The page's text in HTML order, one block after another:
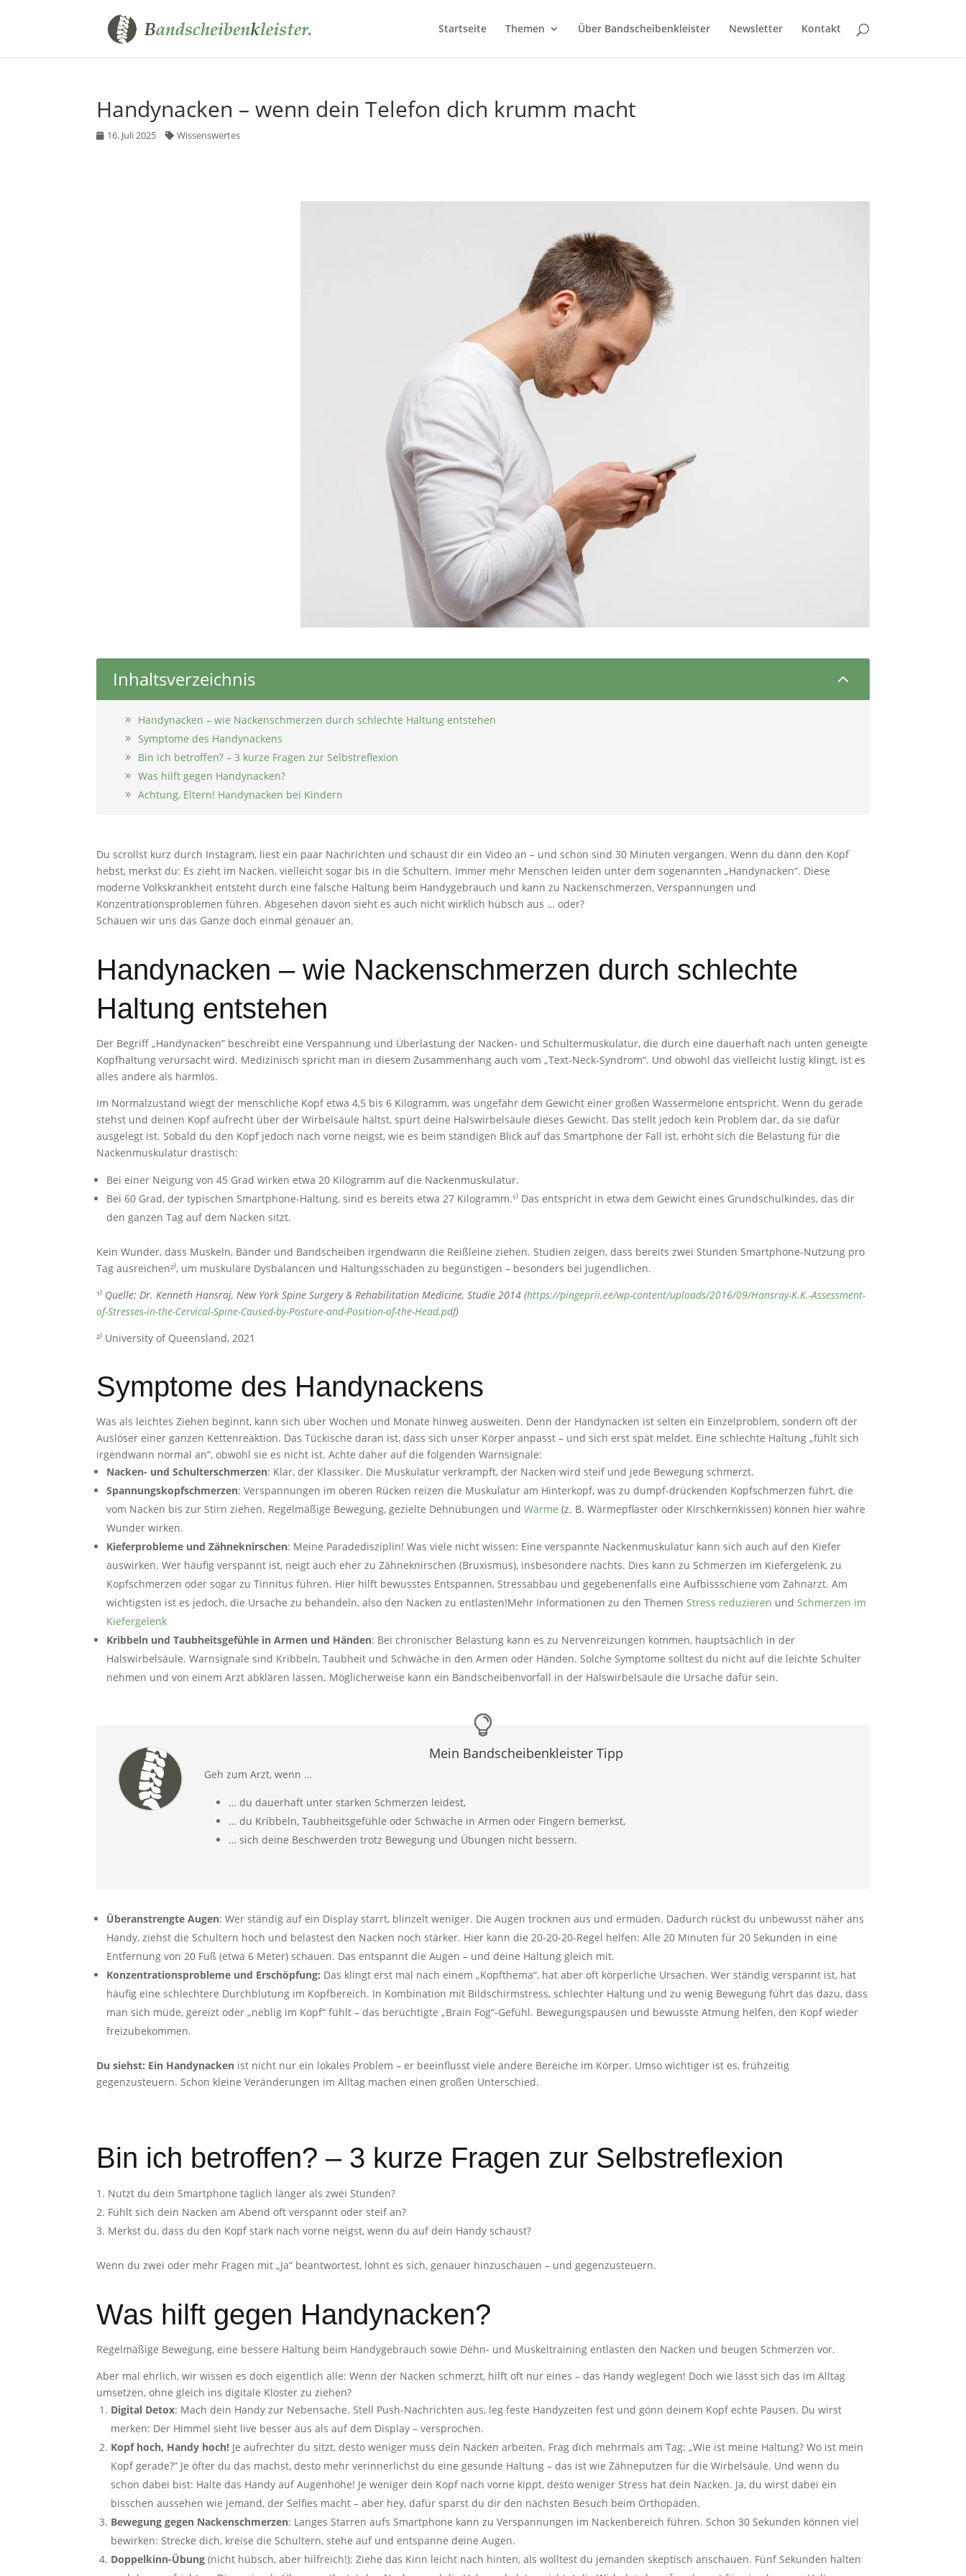
Startseite Themen Über Bandscheibenkleister Newsletter Kontakt
Handynacken – wenn dein Telefon dich krumm macht
16. Juli 2025 Wissenswertes
Inhaltsverzeichnis 2
Handynacken – wie Nackenschmerzen durch schlechte Haltung entstehen
Symptome des Handynackens
Bin ich betroffen? – 3 kurze Fragen zur Selbstreflexion
Was hilft gegen Handynacken?
Achtung, Eltern! Handynacken bei Kindern
Du scrollst kurz durch Instagram, liest ein paar Nachrichten und schaust dir ein Video an – und schon sind 30 Minuten vergangen. Wenn du dann den Kopf
hebst, merkst du: Es zieht im Nacken, vielleicht sogar bis in die Schultern. Immer mehr Menschen leiden unter dem sogenannten „Handynacken“. Diese
moderne Volkskrankheit entsteht durch eine falsche Haltung beim Handygebrauch und kann zu Nackenschmerzen, Verspannungen und
Konzentrationsproblemen führen. Abgesehen davon sieht es auch nicht wirklich hübsch aus … oder?
Schauen wir uns das Ganze doch einmal genauer an.
Handynacken – wie Nackenschmerzen durch schlechte
Haltung entstehen
Der Begriff „Handynacken” beschreibt eine Verspannung und Überlastung der Nacken- und Schultermuskulatur, die durch eine dauerhaft nach unten geneigte
Kopfhaltung verursacht wird. Medizinisch spricht man in diesem Zusammenhang auch vom „Text-Neck-Syndrom“. Und obwohl das vielleicht lustig klingt, ist es
alles andere als harmlos.
Im Normalzustand wiegt der menschliche Kopf etwa 4,5 bis 6 Kilogramm, was ungefähr dem Gewicht einer großen Wassermelone entspricht. Wenn du gerade
stehst und deinen Kopf aufrecht über der Wirbelsäule hältst, spürt deine Halswirbelsäule dieses Gewicht. Das stellt jedoch kein Problem dar, da sie dafür
ausgelegt ist. Sobald du den Kopf jedoch nach vorne neigst, wie es beim ständigen Blick auf das Smartphone der Fall ist, erhöht sich die Belastung für die
Nackenmuskulatur drastisch:
Bei einer Neigung von 45 Grad wirken etwa 20 Kilogramm auf die Nackenmuskulatur.
Bei 60 Grad, der typischen Smartphone-Haltung, sind es bereits etwa 27 Kilogramm.¹⁾ Das entspricht in etwa dem Gewicht eines Grundschulkindes, das dir
den ganzen Tag auf dem Nacken sitzt.
Kein Wunder, dass Muskeln, Bänder und Bandscheiben irgendwann die Reißleine ziehen. Studien zeigen, dass bereits zwei Stunden Smartphone-Nutzung pro
Tag ausreichen²⁾, um muskuläre Dysbalancen und Haltungsschäden zu begünstigen – besonders bei Jugendlichen.
¹⁾ Quelle: Dr. Kenneth Hansraj, New York Spine Surgery & Rehabilitation Medicine, Studie 2014 (https://pingeprii.ee/wp-content/uploads/2016/09/Hansray-K.K.-Assessment-
of-Stresses-in-the-Cervical-Spine-Caused-by-Posture-and-Position-of-the-Head.pdf)
²⁾ University of Queensland, 2021
Symptome des Handynackens
Was als leichtes Ziehen beginnt, kann sich über Wochen und Monate hinweg ausweiten. Denn der Handynacken ist selten ein Einzelproblem, sondern oft der
Auslöser einer ganzen Kettenreaktion. Das Tückische daran ist, dass sich unser Körper anpasst – und sich erst spät meldet. Eine schlechte Haltung „fühlt sich
irgendwann normal an“, obwohl sie es nicht ist. Achte daher auf die folgenden Warnsignale:
Nacken- und Schulterschmerzen: Klar, der Klassiker. Die Muskulatur verkrampft, der Nacken wird steif und jede Bewegung schmerzt.
Spannungskopfschmerzen: Verspannungen im oberen Rücken reizen die Muskulatur am Hinterkopf, was zu dumpf-drückenden Kopfschmerzen führt, die
vom Nacken bis zur Stirn ziehen. Regelmäßige Bewegung, gezielte Dehnübungen undWärme (z. B. Wärmepflaster oder Kirschkernkissen) können hier wahre
Wunder wirken.
Kieferprobleme und Zähneknirschen: Meine Paradedisziplin! Was viele nicht wissen: Eine verspannte Nackenmuskulatur kann sich auch auf den Kiefer
auswirken. Wer häufig verspannt ist, neigt auch eher zu Zähneknirschen (Bruxismus), insbesondere nachts. Dies kann zu Schmerzen im Kiefergelenk, zu
Kopfschmerzen oder sogar zu Tinnitus führen. Hier hilft bewusstes Entspannen, Stressabbau und gegebenenfalls eine Aufbissschiene vom Zahnarzt. Am
wichtigsten ist es jedoch, die Ursache zu behandeln, also den Nacken zu entlasten!Mehr Informationen zu den ThemenStress reduzieren undSchmerzen im
Kiefergelenk
Kribbeln und Taubheitsgefühle in Armen und Händen: Bei chronischer Belastung kann es zu Nervenreizungen kommen, hauptsächlich in der
Halswirbelsäule. Warnsignale sind Kribbeln, Taubheit und Schwäche in den Armen oder Händen. Solche Symptome solltest du nicht auf die leichte Schulter
nehmen und von einem Arzt abklären lassen. Möglicherweise kann ein Bandscheibenvorfall in der Halswirbelsäule die Ursache dafür sein.
Mein Bandscheibenkleister Tipp
Geh zum Arzt, wenn …
… du dauerhaft unter starken Schmerzen leidest,
… du Kribbeln, Taubheitsgefühle oder Schwäche in Armen oder Fingern bemerkst,
… sich deine Beschwerden trotz Bewegung und Übungen nicht bessern.
Überanstrengte Augen: Wer ständig auf ein Display starrt, blinzelt weniger. Die Augen trocknen aus und ermüden. Dadurch rückst du unbewusst näher ans
Handy, ziehst die Schultern hoch und belastest den Nacken noch stärker. Hier kann die 20-20-20-Regel helfen: Alle 20 Minuten für 20 Sekunden in eine
Entfernung von 20 Fuß (etwa 6 Meter) schauen. Das entspannt die Augen – und deine Haltung gleich mit.
Konzentrationsprobleme und Erschöpfung: Das klingt erst mal nach einem „Kopfthema“, hat aber oft körperliche Ursachen. Wer ständig verspannt ist, hat
häufig eine schlechtere Durchblutung im Kopfbereich. In Kombination mit Bildschirmstress, schlechter Haltung und zu wenig Bewegung führt das dazu, dass
man sich müde, gereizt oder „neblig im Kopf“ fühlt – das berüchtigte „Brain Fog“-Gefühl. Bewegungspausen und bewusste Atmung helfen, den Kopf wieder
freizubekommen.
Du siehst: Ein Handynacken ist nicht nur ein lokales Problem – er beeinflusst viele andere Bereiche im Körper. Umso wichtiger ist es, frühzeitig
gegenzusteuern. Schon kleine Veränderungen im Alltag machen einen großen Unterschied.
Bin ich betroffen? – 3 kurze Fragen zur Selbstreflexion
Nutzt du dein Smartphone täglich länger als zwei Stunden?
Fühlt sich dein Nacken am Abend oft verspannt oder steif an?
Merkst du, dass du den Kopf stark nach vorne neigst, wenn du auf dein Handy schaust?
Wenn du zwei oder mehr Fragen mit „Ja” beantwortest, lohnt es sich, genauer hinzuschauen – und gegenzusteuern.
Was hilft gegen Handynacken?
Regelmäßige Bewegung, eine bessere Haltung beim Handygebrauch sowie Dehn- und Muskeltraining entlasten den Nacken und beugen Schmerzen vor.
Aber mal ehrlich, wir wissen es doch eigentlich alle: Wenn der Nacken schmerzt, hilft oft nur eines – das Handy weglegen! Doch wie lässt sich das im Alltag
umsetzen, ohne gleich ins digitale Kloster zu ziehen?
Digital Detox: Mach dein Handy zur Nebensache. Stell Push-Nachrichten aus, leg feste Handyzeiten fest und gönn deinem Kopf echte Pausen. Du wirst
merken: Der Himmel sieht live besser aus als auf dem Display – versprochen.
Kopf hoch, Handy hoch! Je aufrechter du sitzt, desto weniger muss dein Nacken arbeiten. Frag dich mehrmals am Tag: „Wie ist meine Haltung? Wo ist mein
Kopf gerade?” Je öfter du das machst, desto mehr verinnerlichst du eine gesunde Haltung – das ist wie Zähneputzen für die Wirbelsäule. Und wenn du
schon dabei bist: Halte das Handy auf Augenhöhe! Je weniger dein Kopf nach vorne kippt, desto weniger Stress hat dein Nacken. Ja, du wirst dabei ein
bisschen aussehen wie jemand, der Selfies macht – aber hey, dafür sparst du dir den nächsten Besuch beim Orthopäden.
Bewegung gegen Nackenschmerzen: Langes Starren aufs Smartphone kann zu Verspannungen im Nackenbereich führen. Schon 30 Sekunden können viel
bewirken: Strecke dich, kreise die Schultern, stehe auf und entspanne deine Augen.
Doppelkinn-Übung (nicht hübsch, aber hilfreich!): Ziehe das Kinn leicht nach hinten, als wolltest du jemanden skeptisch anschauen. Fünf Sekunden halten